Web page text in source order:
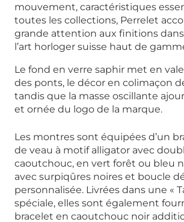
mouvement, caractéristiques
toutes les collections, Perrelet
grande attention aux finitions
l’art horloger suisse haut de
Le fond en verre saphir met en
des ponts, le décor en colimaçon
tandis que la masse oscillante
et ornée du logo de la marque.
Les montres sont équipées d’un
de veau à motif alligator avec
caoutchouc, en vert forêt ou bleu
avec surpiqûres noires et boucle
personnalisée. Livrées dans une «
spéciale, elles sont également
bracelet en caoutchouc noir